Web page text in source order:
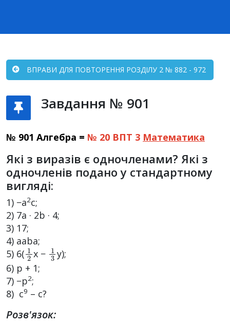
ВПРАВИ ДЛЯ ПОВТОРЕННЯ РОЗДІЛУ 2 № 882 - 972
Завдання № 901
№ 901 Алгебра = № 20 ВПТ 3 Математика
Які з виразів є одночленами? Які з
одночленів подано у стандартному
вигляді:
1) −a2c;
2) 7a · 2b · 4;
3) 17;
4) aaba;
5) 6(12x − 1 y);
6) p + 1;
7) −p2;
8) c9 – c?
Розв'язок: